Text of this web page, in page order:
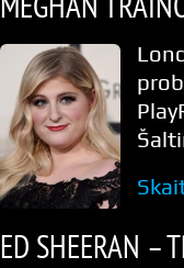
ED SHEERAN –